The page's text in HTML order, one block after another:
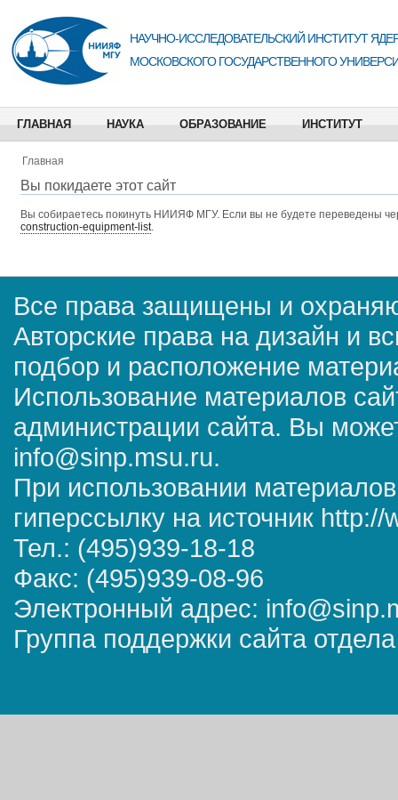
НАУЧНО-ИССЛЕДОВАТЕЛЬСКИЙ ИНСТИТУТ
МОСКОВСКОГО ГОСУДАРСТВЕННОГО
ГЛАВНАЯ НАУКА ОБРАЗОВАНИЕ ИНСТИТУТ
Главная
Вы покидаете этот сайт
Вы собираетесь покинуть НИИЯФ МГУ. Если вы не будете переведены
construction-equipment-list.
Все права защищены и
Авторские права на дизайн и
подбор и расположение
Использование материалов
администрации сайта. Вы
info@sinp.msu.ru.
При использовании
гиперссылку на источник
Тел.: (495)939-18-18
Факс: (495)939-08-96
Электронный адрес:
Группа поддержки сайта